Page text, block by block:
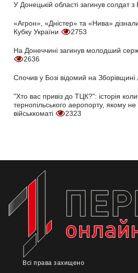
У Донецькій області загинув солдат
«Агрон», «Дністер» та «Нива»
Кубку України
2753
На Донеччині загинув молодший
2636
Спочив у Бозі відомий на Зборівщині
"Хто вас привіз до ТЦК?": історія
тернопільського аеропорту, якому не
військкоматі
2323
Всі права захищено